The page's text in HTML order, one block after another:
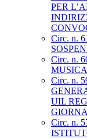
PER
Circ. n.
Circ. n.
Circ. n.
UIL
Circ. n.